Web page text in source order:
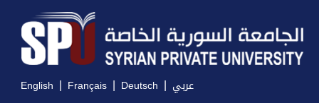
English | Français | Deutsch | عربي